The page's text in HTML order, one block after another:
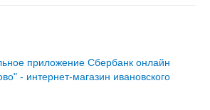
приложение Сбербанк онлайн
- интернет-магазин ивановского